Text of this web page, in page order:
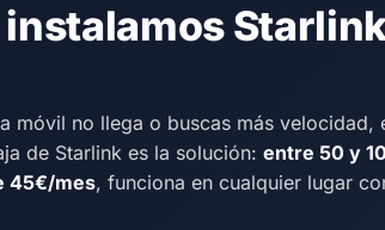
móvil no llega o buscas más velocidad,
de Starlink es la solución: entre 50 y
45€/mes, funciona en cualquier lugar